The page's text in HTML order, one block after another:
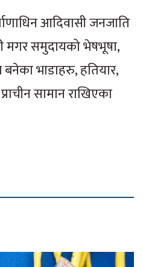
आदिवासी जनजाति
मगर समुदायको भेषभूषा,
भाडाहरु, हतियार,
सामान राखिएका